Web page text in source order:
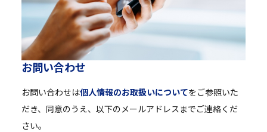
お問い合わせ
お問い合わせは個人情報のお取扱いについてをご参照いた
だき、同意のうえ、以下のメールアドレスまでご連絡くだ
さい。